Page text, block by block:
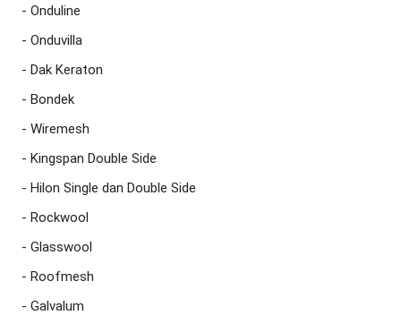
- Onduline
- Onduvilla
- Dak Keraton
- Bondek
- Wiremesh
- Kingspan Double Side
- Hilon Single dan Double Side
- Rockwool
- Glasswool
- Roofmesh
- Galvalum